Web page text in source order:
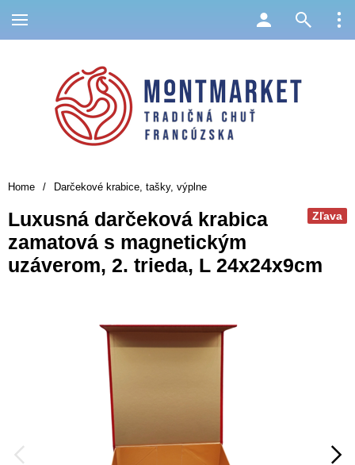
Home / Darčekové krabice, tašky, výplne
Zľava
Luxusná darčeková krabica
zamatová s magnetickým
uzáverom, 2. trieda, L 24x24x9cm